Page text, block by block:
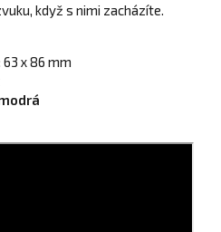
když s nimi zacházíte.
x 86 mm